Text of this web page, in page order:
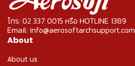
โทร: 02 337 0015 หรือ HOTLINE 1389
Email: info@aerosoftarchsupport.com
About
About us